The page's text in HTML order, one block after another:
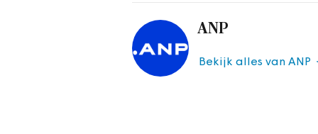
ANP
Bekijk alles van ANP